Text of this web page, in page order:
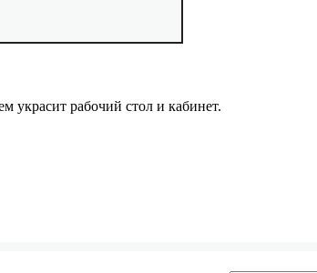
украсит рабочий стол и кабинет.